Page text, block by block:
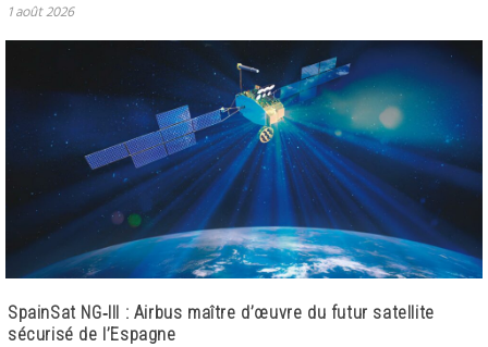
1 août 2026
SpainSat NG‑III : Airbus maître d’œuvre du futur satellite
sécurisé de l’Espagne